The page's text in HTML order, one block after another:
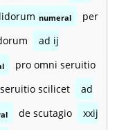
numeral
per
ad ij
pro omni seruitio
scilicet
ad
de scutagio
xxij